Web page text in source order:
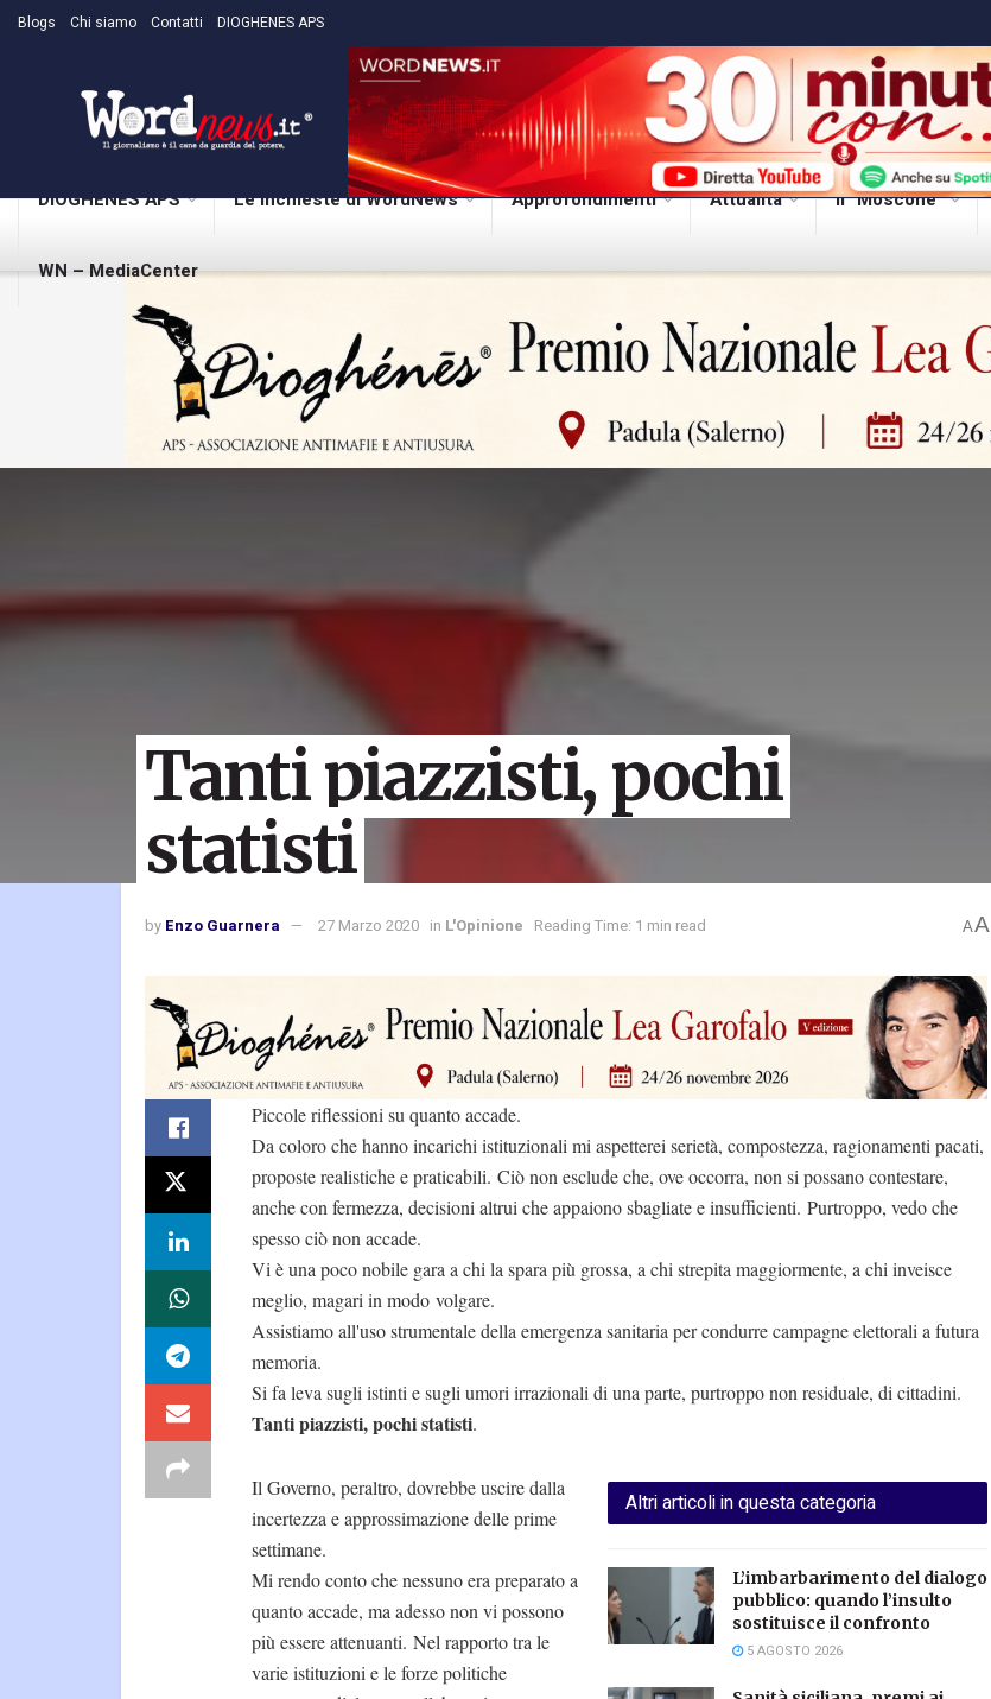
Blogs Chi siamo Contatti DIOGHENES APS
DIOGHENES APS Le inchieste di WordNews Approfondimenti Attualità Il “Moscone”
WN – MediaCenter
Tanti piazzisti, pochi
statisti
by Enzo Guarnera 27 Marzo 2020 in L'Opinione Reading Time: 1 min read AA
Piccole riflessioni su quanto accade.
Da coloro che hanno incarichi istituzionali mi aspetterei serietà, compostezza, ragionamenti pacati,
proposte realistiche e praticabili. Ciò non esclude che, ove occorra, non si possano contestare,
anche con fermezza, decisioni altrui che appaiono sbagliate e insufficienti. Purtroppo, vedo che
spesso ciò non accade.
Vi è una poco nobile gara a chi la spara più grossa, a chi strepita maggiormente, a chi inveisce
meglio, magari in modo volgare.
Assistiamo all'uso strumentale della emergenza sanitaria per condurre campagne elettorali a futura
memoria.
Si fa leva sugli istinti e sugli umori irrazionali di una parte, purtroppo non residuale, di cittadini.
Tanti piazzisti, pochi statisti.
Altri articoli in questa categoria
L’imbarbarimento del dialogo
pubblico: quando l’insulto
sostituisce il confronto
5 AGOSTO 2026
Il Governo, peraltro, dovrebbe uscire dalla
incertezza e approssimazione delle prime
settimane.
Mi rendo conto che nessuno era preparato a
quanto accade, ma adesso non vi possono
più essere attenuanti. Nel rapporto tra le
varie istituzioni e le forze politiche